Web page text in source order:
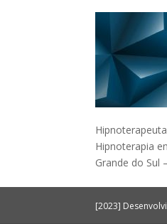
Hipnoterapia
Grande do Sul
[2023]